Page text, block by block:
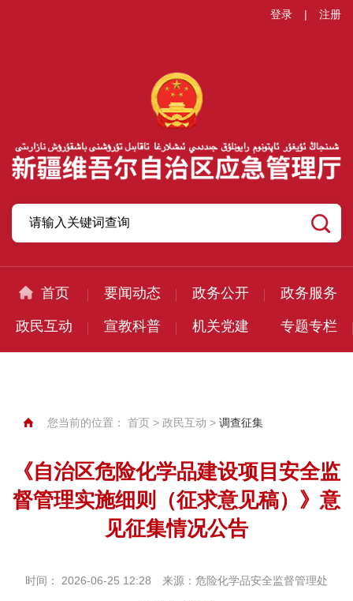
登录 | 注册
首页 要闻动态 政务公开 政务服务
政民互动 宣教科普 机关党建 专题专栏
您当前的位置： 首页 > 政民互动 > 调查征集
《自治区危险化学品建设项目安全监
督管理实施细则（征求意见稿）》意
见征集情况公告
时间： 2026-06-25 12:28 来源： 危险化学品安全监督管理处